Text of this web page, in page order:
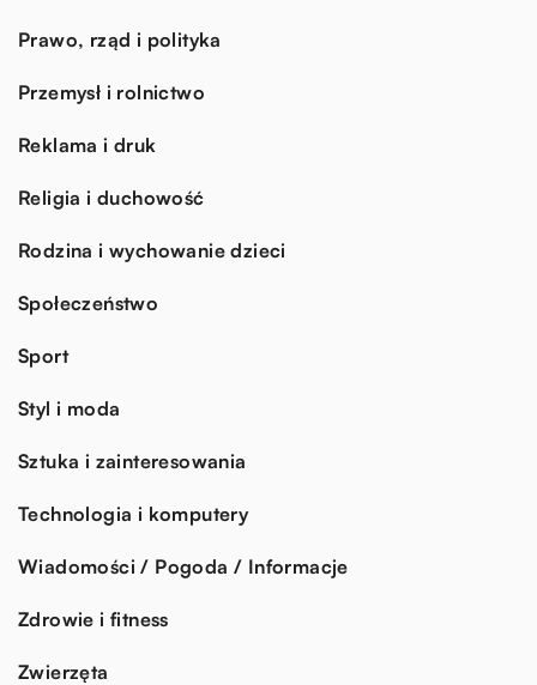
Prawo, rząd i polityka
Przemysł i rolnictwo
Reklama i druk
Religia i duchowość
Rodzina i wychowanie dzieci
Społeczeństwo
Sport
Styl i moda
Sztuka i zainteresowania
Technologia i komputery
Wiadomości / Pogoda / Informacje
Zdrowie i fitness
Zwierzęta